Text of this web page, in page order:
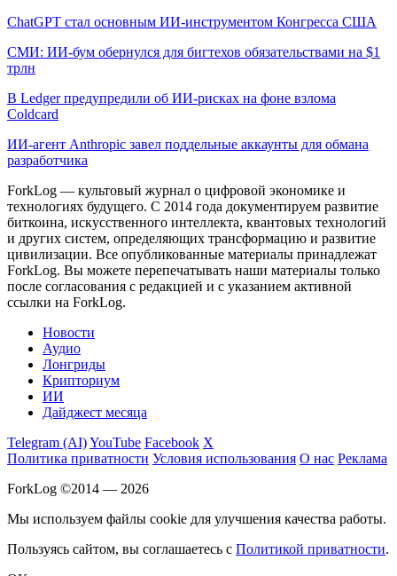
ChatGPT стал основным ИИ-инструментом Конгресса США
СМИ: ИИ-бум обернулся для бигтехов обязательствами на $1
трлн
В Ledger предупредили об ИИ-рисках на фоне взлома
Coldcard
ИИ-агент Anthropic завел поддельные аккаунты для обмана
разработчика
ForkLog — культовый журнал о цифровой экономике и
технологиях будущего. С 2014 года документируем развитие
биткоина, искусственного интеллекта, квантовых технологий
и других систем, определяющих трансформацию и развитие
цивилизации. Все опубликованные материалы принадлежат
ForkLog. Вы можете перепечатывать наши материалы только
после согласования с редакцией и с указанием активной
ссылки на ForkLog.
Новости
Аудио
Лонгриды
Крипториум
ИИ
Дайджест месяца
Telegram (AI)YouTube Facebook X
Политика приватности Условия использования О нас Реклама
ForkLog ©2014 — 2026
Мы используем файлы cookie для улучшения качества работы.
Пользуясь сайтом, вы соглашаетесь с Политикой приватности.